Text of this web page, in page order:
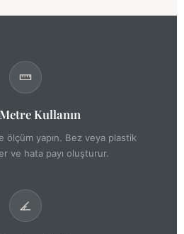
Kullanın
ölçüm yapın. Bez veya plastik
ve hata payı oluşturur.